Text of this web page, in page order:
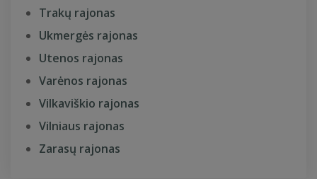
Trakų rajonas
Ukmergės rajonas
Utenos rajonas
Varėnos rajonas
Vilkaviškio rajonas
Vilniaus rajonas
Zarasų rajonas